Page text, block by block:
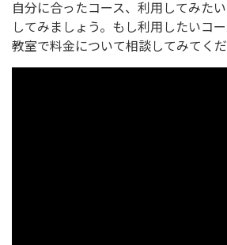
自分に合ったコース、利用してみた
してみましょう。もし利用したいコ
教室で料金について相談してみてくだ